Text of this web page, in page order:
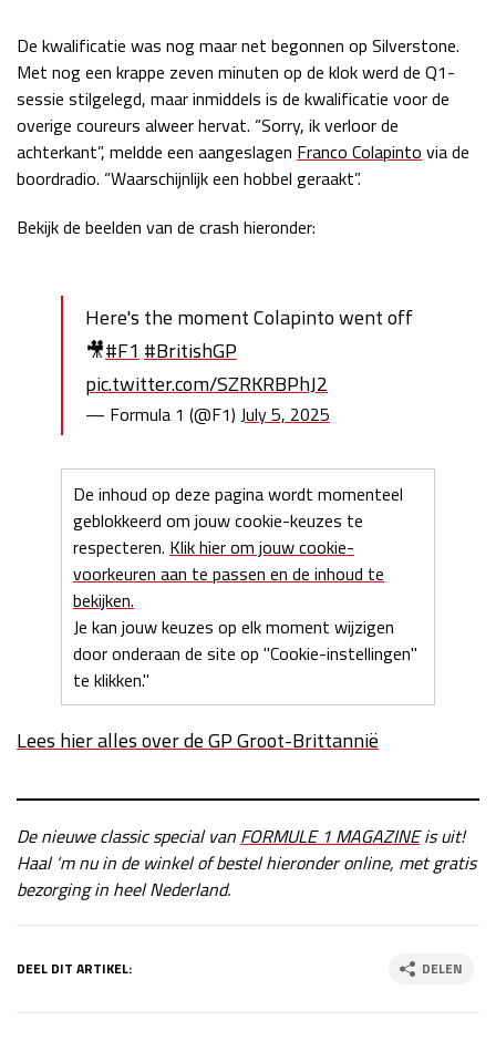
Kwalificatie
za 22:00 - 23:00
Race
zo 21:00 - 23:00
LAS VEGAS GRAND PRIX 2026 20 - 22 nov
Kwalificatie
za 05:00 - 06:00
Race
zo 05:00 - 07:00
GP QATAR 2026 27 - 29 nov
Kwalificatie
GP ABU DHABI 2026 04 - 06 dec
Kwalificatie
De kwalificatie was nog maar net begonnen op Silverstone.
Met nog een krappe zeven minuten op de klok werd de Q1-
sessie stilgelegd, maar inmiddels is de kwalificatie voor de
overige coureurs alweer hervat. “Sorry, ik verloor de
achterkant”, meldde een aangeslagen Franco Colapinto via de
boordradio. “Waarschijnlijk een hobbel geraakt”.
Bekijk de beelden van de crash hieronder:
Here's the moment Colapinto went off
🎥#F1 #BritishGP
pic.twitter.com/SZRKRBPhJ2
— Formula 1 (@F1) July 5, 2025
De inhoud op deze pagina wordt momenteel
geblokkeerd om jouw cookie-keuzes te
respecteren. Klik hier om jouw cookie-
voorkeuren aan te passen en de inhoud te
bekijken.
Je kan jouw keuzes op elk moment wijzigen
door onderaan de site op "Cookie-instellingen"
te klikken."
Lees hier alles over de GP Groot-Brittannië
De nieuwe classic special van FORMULE 1 MAGAZINEis uit!
Haal ‘m nu in de winkel of bestel hieronder online, met gratis
bezorging in heel Nederland.
DEEL DIT ARTIKEL: DELEN